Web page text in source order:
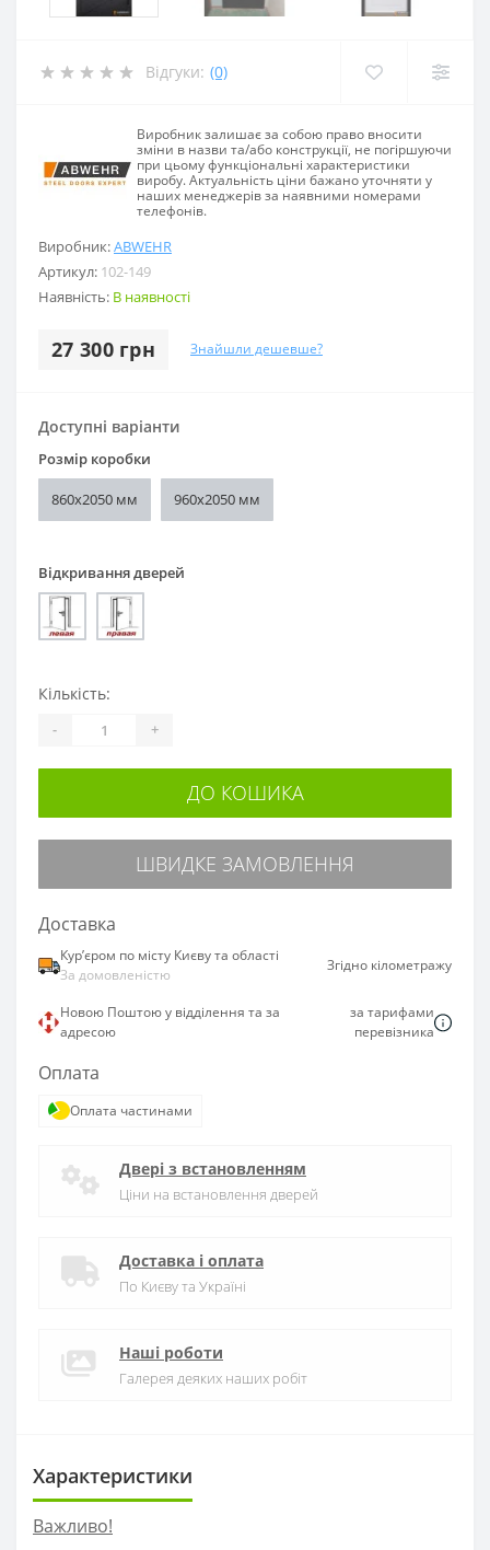
Відгуки: (0)
Виробник:ABWEHR
Артикул: 102-149
Наявність: В наявності
27 300 грн Знайшли дешевше?
Виробник залишає за собою право вносити
зміни в назви та/або конструкції, не погіршуючи
при цьому функціональні характеристики
виробу. Актуальність ціни бажано уточняти у
наших менеджерів за наявними номерами
телефонів.
Доступні варіанти
Розмір коробки
860х2050 мм 960х2050 мм
Відкривання дверей
Кількість:
- +
ДО КОШИКА
ШВИДКЕ ЗАМОВЛЕННЯ
Доставка
Курʼєром по місту Києву та області
За домовленістю
Згідно кілометражу
Новою Поштою у відділення та за
адресою
за тарифами
перевізника
Оплата
Оплата частинами
Двері з встановленням
Ціни на встановлення дверей
Доставка і оплата
По Києву та Україні
Наші роботи
Галерея деяких наших робіт
Характеристики
Важливо!